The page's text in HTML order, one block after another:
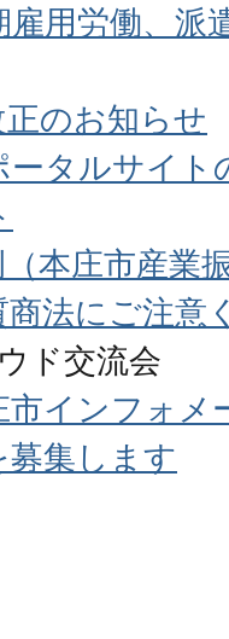
用労働、派
のお知らせ
タルサイト
本庄市産業
法にご注意
ド交流会
インフォメ
集します